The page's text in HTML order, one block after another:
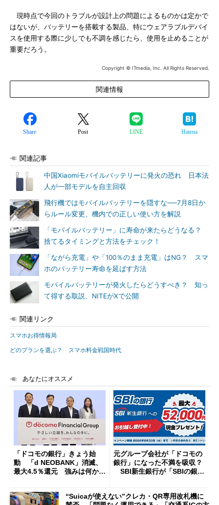
現時点で今回のトラブルが設計上の問題によるものかは定かで
はないが、バッテリーを搭載する製品、特にウェアラブルデバイ
スを使用する際に少しでも不調を感じたら、使用を止めることが
重要だろう。
Copyright © ITmedia, Inc. All Rights Reserved.
関連情報
Share Post LINE Hatena
関連記事
中国Xiaomiモバイルバッテリーに発火の恐れ 日本法
人が一部モデルを自主回収
飛行機ではモバイルバッテリーを隠すな──7月8日か
らルール変更、機内での正しい使い方を解説
「モバイルバッテリー」に寿命が来たらどうなる？
捨てるタイミングと方法をチェック！
「ながら充電」や「100％のまま充電」はNG？ スマ
ホのバッテリー寿命を延ばす方法
モバイルバッテリーが発火したらどうすべき？ 知っ
て得する取説、NITEがXで公開
関連リンク
スマホお得情報局
どのプランを選ぶ？ スマホ料金戦国時代
あなたにオススメ
「ドコモの銀行」きょう始
動 「d NEOBANK」消滅、
最大4.5％還元 強みは何か解
元グループ会社が「ドコモの
銀行」になった不満を吸収？
SBI新生銀行が「SBIの銀
開催
“Suicaが使えない”クレカ・QR専用改札機に